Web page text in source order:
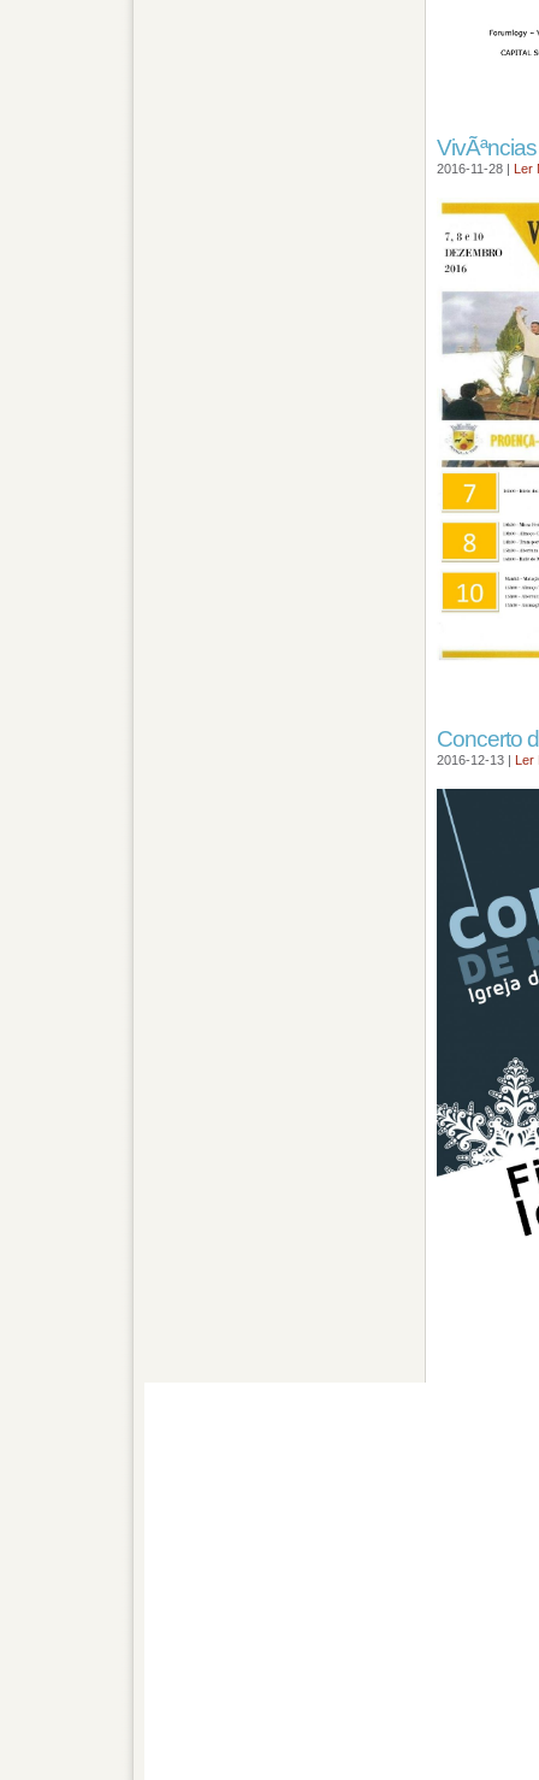
2016-11-28 | Ler
Concerto
2016-12-13 | Ler